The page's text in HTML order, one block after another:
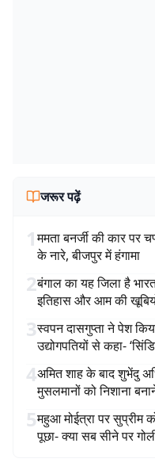
जरूर पढ़ें
1ममता बनर्जी की कार पर
के नारे, बीजपुर में हंगामा
2बंगाल का यह जिला है
इतिहास और आम की
3स्वपन दासगुप्ता ने पेश
उद्योगपतियों से कहा-
4अमित शाह के बाद शुभेंदु
मुसलमानों को निशाना
5महुआ मोईत्रा पर सुप्रीम
पूछा- क्या सब सीने पर